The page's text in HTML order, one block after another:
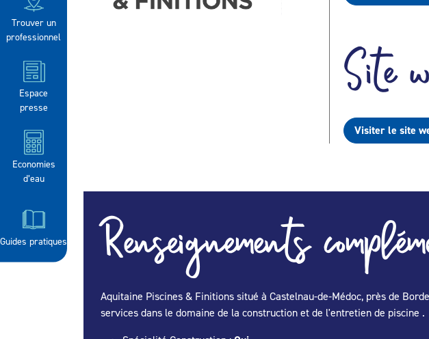
Trouver un
professionnel
Espace
presse
Economies
d’eau
Guides pratiques
Site
Visiter le site
Renseignements
Aquitaine Piscines & Finitions situé à Castelnau-de-Médoc, près de
services dans le domaine de la construction et de l'entretien de piscine .